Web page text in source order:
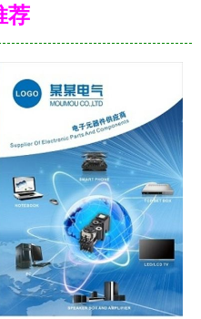
荐